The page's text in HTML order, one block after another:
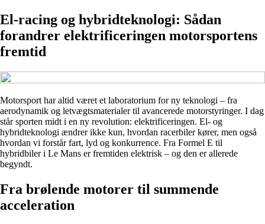
El-racing og hybridteknologi: Sådan
forandrer elektrificeringen motorsportens
fremtid
Motorsport har altid været et laboratorium for ny teknologi – fra
aerodynamik og letvægtsmaterialer til avancerede motorstyringer. I dag
står sporten midt i en ny revolution: elektrificeringen. El- og
hybridteknologi ændrer ikke kun, hvordan racerbiler kører, men også
hvordan vi forstår fart, lyd og konkurrence. Fra Formel E til
hybridbiler i Le Mans er fremtiden elektrisk – og den er allerede
begyndt.
Fra brølende motorer til summende
acceleration